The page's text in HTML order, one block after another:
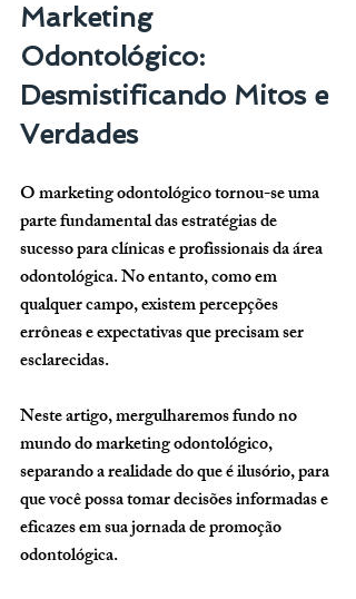
Marketing
Odontológico:
Desmistificando Mitos e
Verdades
O marketing odontológico tornou-se uma
parte fundamental das estratégias de
sucesso para clínicas e profissionais da área
odontológica. No entanto, como em
qualquer campo, existem percepções
errôneas e expectativas que precisam ser
esclarecidas.
Neste artigo, mergulharemos fundo no
mundo do marketing odontológico,
separando a realidade do que é ilusório, para
que você possa tomar decisões informadas e
eficazes em sua jornada de promoção
odontológica.